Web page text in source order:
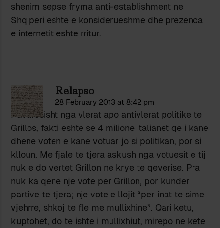
shenim sepse fryma anti-establishment ne
Shqiperi eshte e konsiderueshme dhe prezenca
e internetit eshte rritur.
Relapso
28 February 2013 at 8:42 pm
Pavaresisht nga vlerat apo antivlerat politike te
Grillos, fakti eshte se 4 milione italianet qe i kane
dhene voten e kane votuar jo si politikan, por si
klloun. Me fjale te tjera askush nga votuesit e tij
nuk e do vertet Grillon ne krye te qeverise. Pra
nuk ka qene nje vote per Grillon, por kunder
partive te tjera; nje vote e llojit “per inat te sime
vjehrre, shkoj te fle me mullixhine”. Qari ketu,
kuptohet, do te ishte i mullixhiut, mirepo ne kete